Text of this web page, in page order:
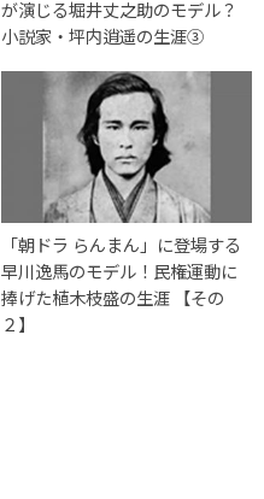
が演じる堀井丈之助のモデル？
小説家・坪内逍遥の生涯③
「朝ドラ らんまん」に登場する
早川逸馬のモデル！民権運動に
捧げた植木枝盛の生涯 【その
２】